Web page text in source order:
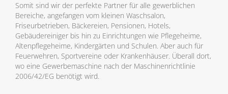
Somit sind wir der perfekte Partner für alle gewerblichen
Bereiche, angefangen vom kleinen Waschsalon,
Friseurbetrieben, Bäckereien, Pensionen, Hotels,
Gebäudereiniger bis hin zu Einrichtungen wie Pflegeheime,
Altenpflegeheime, Kindergärten und Schulen. Aber auch für
Feuerwehren, Sportvereine oder Krankenhäuser. Überall dort,
wo eine Gewerbemaschine nach der Maschinenrichtlinie
2006/42/EG benötigt wird.